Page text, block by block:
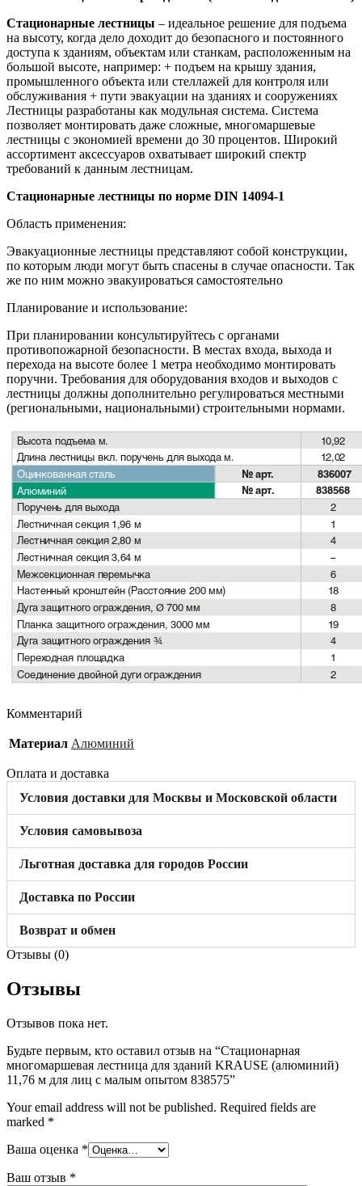
Стационарные лестницы – идеальное решение для подъема
на высоту, когда дело доходит до безопасного и постоянного
доступа к зданиям, объектам или станкам, расположенным на
большой высоте, например: + подъем на крышу здания,
промышленного объекта или стеллажей для контроля или
обслуживания + пути эвакуации на зданиях и сооружениях
Лестницы разработаны как модульная система. Система
позволяет монтировать даже сложные, многомаршевые
лестницы с экономией времени до 30 процентов. Широкий
ассортимент аксессуаров охватывает широкий спектр
требований к данным лестницам.
Стационарные лестницы по норме DIN 14094-1
Область применения:
Эвакуационные лестницы представляют собой конструкции,
по которым люди могут быть спасены в случае опасности. Так
же по ним можно эвакуироваться самостоятельно
Планирование и использование:
При планировании консультируйтесь с органами
противопожарной безопасности. В местах входа, выхода и
перехода на высоте более 1 метра необходимо монтировать
поручни. Требования для оборудования входов и выходов с
лестницы должны дополнительно регулироваться местными
(региональными, национальными) строительными нормами.
Комментарий
Материал Алюминий
Оплата и доставка
Условия доставки для Москвы и Московской области
Условия самовывоза
Льготная доставка для городов России
Доставка по России
Возврат и обмен
Отзывы (0)
Отзывы
Отзывов пока нет.
Будьте первым, кто оставил отзыв на “Стационарная
многомаршевая лестница для зданий KRAUSE (алюминий)
11,76 м для лиц с малым опытом 838575”
Your email address will not be published. Required fields are
marked *
Ваша оценка *
Ваш отзыв *